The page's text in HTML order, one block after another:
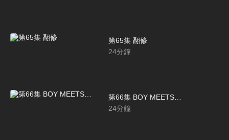
第65集 翻修
24分鐘
第66集 BOY MEETS…
24分鐘